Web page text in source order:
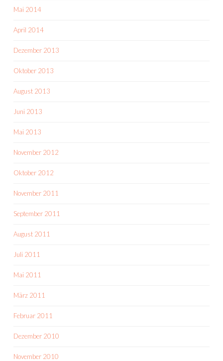
Mai 2014
April 2014
Dezember 2013
Oktober 2013
August 2013
Juni 2013
Mai 2013
November 2012
Oktober 2012
November 2011
September 2011
August 2011
Juli 2011
Mai 2011
März 2011
Februar 2011
Dezember 2010
November 2010